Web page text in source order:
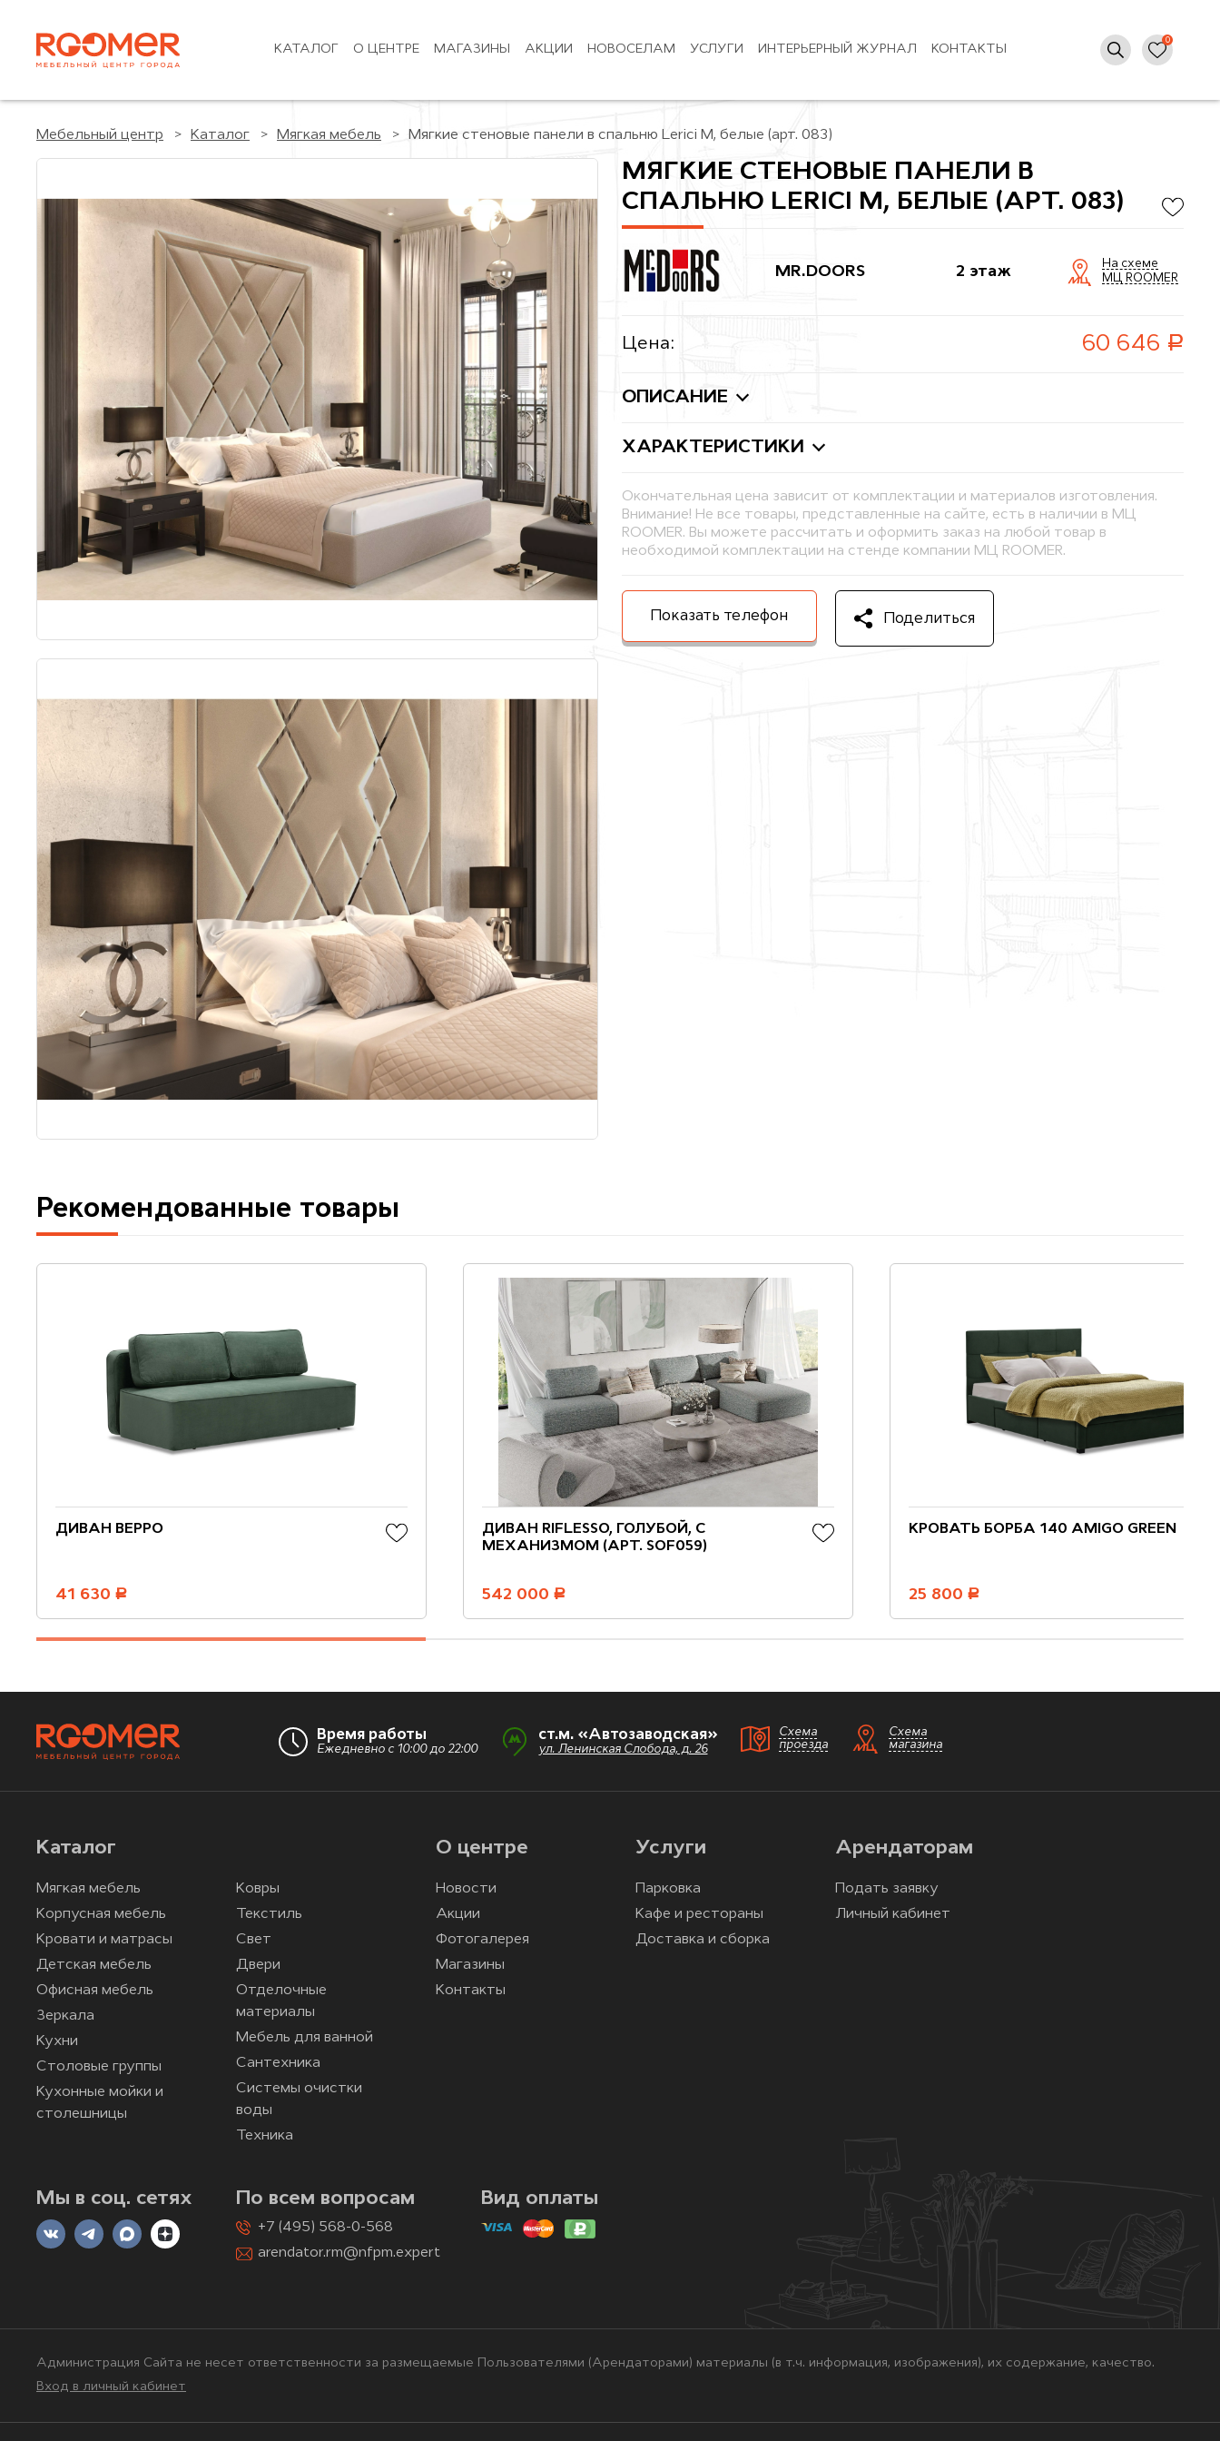
КАТАЛОГ О ЦЕНТРЕ МАГАЗИНЫ АКЦИИ НОВОСЕЛАМ УСЛУГИ ИНТЕРЬЕРНЫЙ ЖУРНАЛ КОНТАКТЫ
Мебельный центр Каталог Мягкая мебель Мягкие стеновые панели в спальню Lerici M, белые (арт. 083)
МЯГКИЕ СТЕНОВЫЕ ПАНЕЛИ В
СПАЛЬНЮ LERICI M, БЕЛЫЕ (АРТ. 083)
MR.DOORS 2 этаж
На схеме
МЦ ROOMER
Цена: 60 646 руб.
ОПИСАНИЕ
ХАРАКТЕРИСТИКИ
Окончательная цена зависит от комплектации и материалов изготовления.
Внимание! Не все товары, представленные на сайте, есть в наличии в МЦ
ROOMER. Вы можете рассчитать и оформить заказ на любой товар в
необходимой комплектации на стенде компании МЦ ROOMER.
Показать телефон Поделиться
Рекомендованные товары
ДИВАН ВЕРРО
41 630 руб.
ДИВАН RIFLESSO, ГОЛУБОЙ, С
МЕХАНИЗМОМ (АРТ. SOF059)
542 000 руб.
КРОВАТЬ БОРБА 140 AMIGO GREEN
25 800 руб.
Время работы
Ежедневно с 10:00 до 22:00
ст.м. «Автозаводская»
ул. Ленинская Слобода, д. 26
Схема
проезда
Схема
магазина
Каталог
Мягкая мебель
Корпусная мебель
Кровати и матрасы
Детская мебель
Офисная мебель
Зеркала
Кухни
Столовые группы
Кухонные мойки и
столешницы
Ковры
Текстиль
Свет
Двери
Отделочные
материалы
Мебель для ванной
Сантехника
Системы очистки
воды
Техника
О центре
Новости
Акции
Фотогалерея
Магазины
Контакты
Услуги
Парковка
Кафе и рестораны
Доставка и сборка
Арендаторам
Подать заявку
Личный кабинет
Мы в соц. сетях По всем вопросам
+7 (495) 568-0-568
arendator.rm@nfpm.expert
Вид оплаты
Администрация Сайта не несет ответственности за размещаемые Пользователями (Арендаторами) материалы (в т.ч. информация, изображения), их содержание, качество.
Вход в личный кабинет